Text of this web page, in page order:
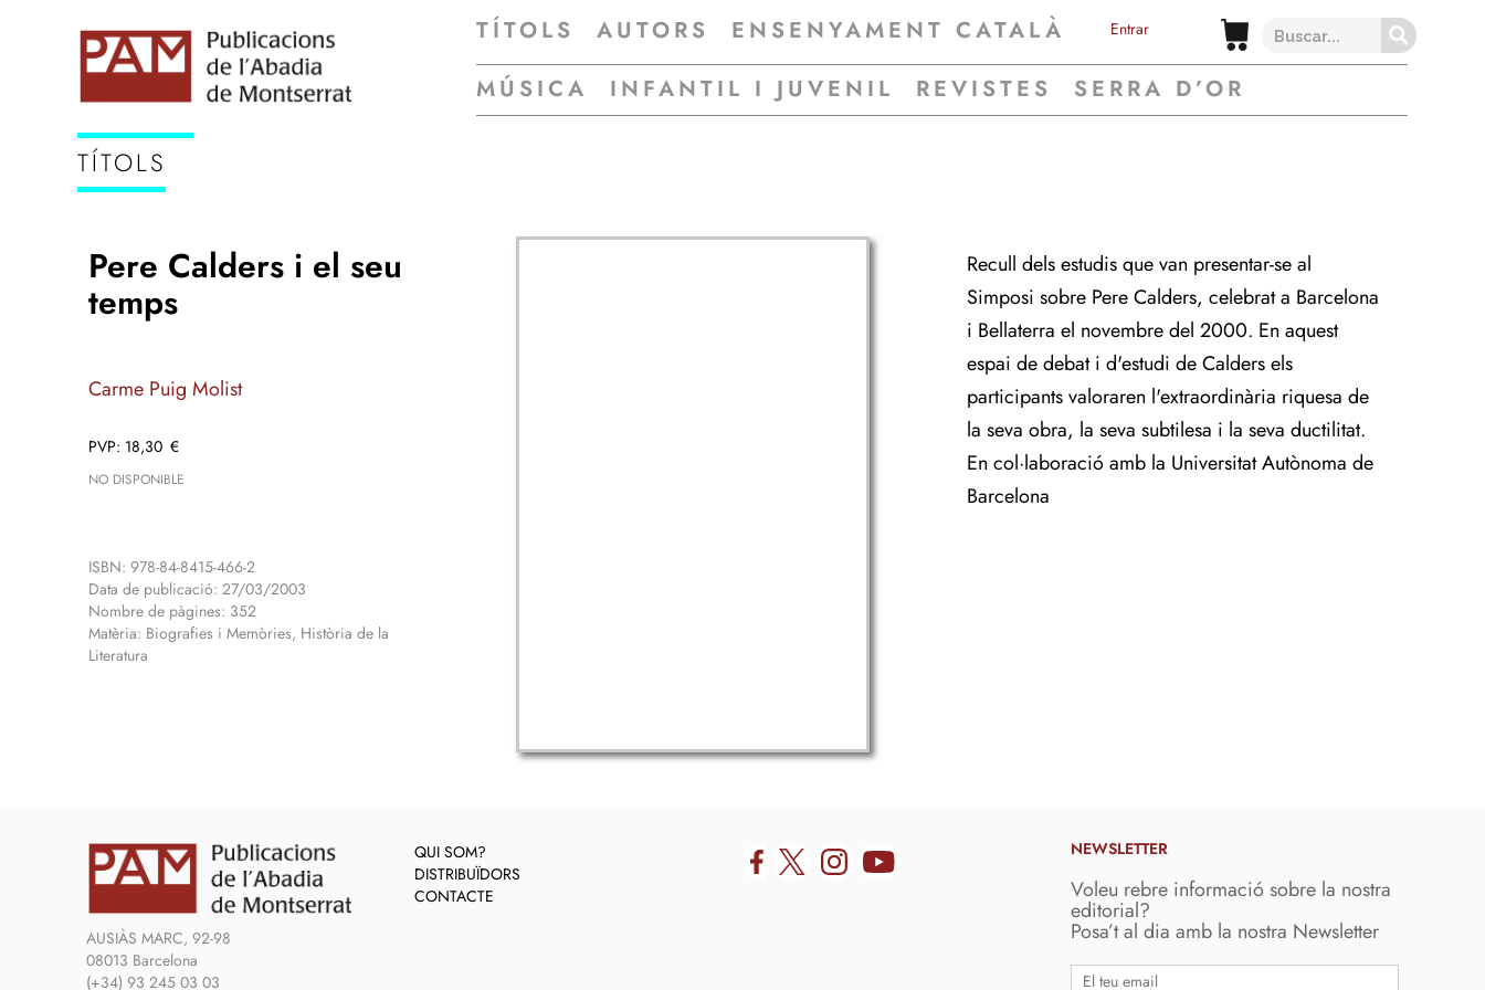
TÍTOLS AUTORS ENSENYAMENT CATALÀ Entrar
MÚSICA INFANTIL I JUVENIL REVISTES SERRA D’OR
TÍTOLS
Pere Calders i el seu
temps
Carme Puig Molist
18,30 €
NO DISPONIBLE
ISBN: 978-84-8415-466-2
Data de publicació: 27/03/2003
Nombre de pàgines: 352
Matèria: Biografies i Memòries, Història de la
Literatura
Recull dels estudis que van presentar-se al
Simposi sobre Pere Calders, celebrat a Barcelona
i Bellaterra el novembre del 2000. En aquest
espai de debat i d'estudi de Calders els
participants valoraren l'extraordinària riquesa de
la seva obra, la seva subtilesa i la seva ductilitat.
En col·laboració amb la Universitat Autònoma de
Barcelona
AUSIÀS MARC, 92-98
08013 Barcelona
(+34) 93 245 03 03
QUI SOM?
DISTRIBUÏDORS
CONTACTE
NEWSLETTER
Voleu rebre informació sobre la nostra
editorial?
Posa’t al dia amb la nostra Newsletter